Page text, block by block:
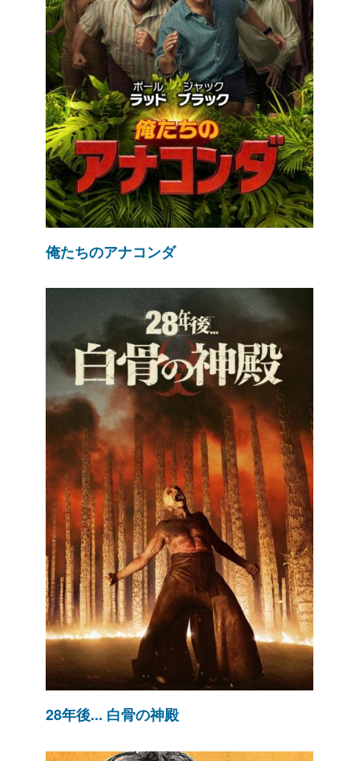
俺たちのアナコンダ
28年後... 白骨の神殿